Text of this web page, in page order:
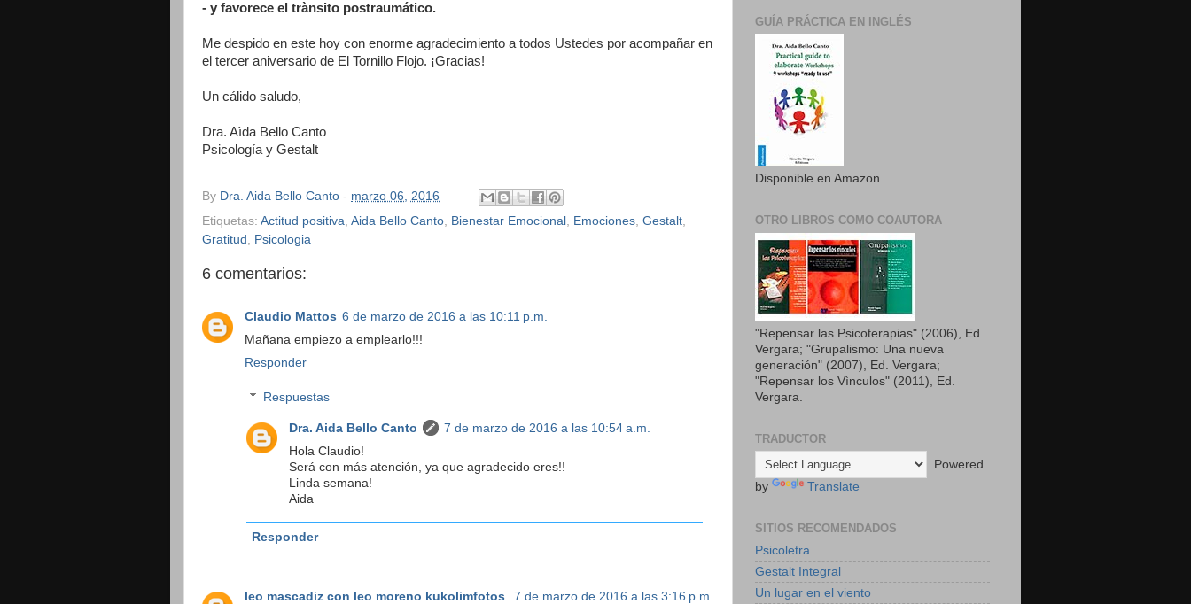
- y favorece el trànsito postraumático.
Me despido en este hoy con enorme agradecimiento a todos Ustedes por acompañar en
el tercer aniversario de El Tornillo Flojo. ¡Gracias!
Un cálido saludo,
Dra. Aìda Bello Canto
Psicología y Gestalt
By Dra. Aida Bello Canto - marzo 06, 2016
Etiquetas: Actitud positiva Aida Bello Canto Bienestar Emocional Emociones Gestalt
Gratitud
Psicologia
6 comentarios:
Claudio Mattos 6 de marzo de 2016 a las 10:11 p.m.
Mañana empiezo a emplearlo!!!
Responder
Respuestas
Dra. Aida Bello Canto
7 de marzo de 2016 a las 10:54 a.m.
Hola Claudio!
Será con más atención, ya que agradecido eres!!
Linda semana!
Aida
Responder
leo mascadiz con leo moreno kukolimfotos
7 de marzo de 2016 a las 3:16 p.m.
GUÍA PRÁCTICA EN INGLÉS
Disponible en Amazon
OTRO LIBROS COMO COAUTORA
"Repensar las Psicoterapias" (2006), Ed.
Vergara; "Grupalismo: Una nueva
generación" (2007), Ed. Vergara;
"Repensar los Vìnculos" (2011), Ed.
Vergara.
TRADUCTOR
Powered
by
Translate
SITIOS RECOMENDADOS
Psicoletra
Gestalt Integral
Un lugar en el viento